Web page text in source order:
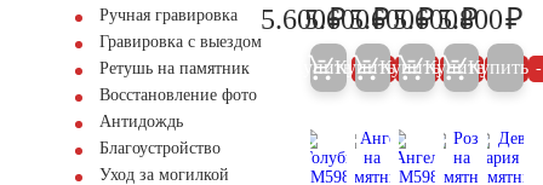
Ручная гравировка
Гравировка с выездом
Ретушь на памятник
Восстановление фото
Антидождь
Благоустройство
Уход за могилкой
5.900
5.600₽
Купить 5%
5.900
5.600₽
Купить 5%
5.900
5.600₽
Купить 5%
5.900
5.600₽
Купить 5%
5.800₽
Купить